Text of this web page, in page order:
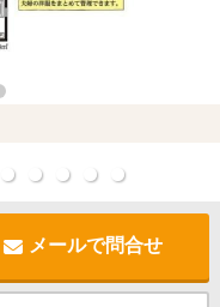
メールで問合せ